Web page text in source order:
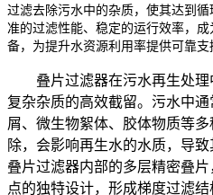
过滤去除污水中的杂质，使其达到循
准的过滤性能、稳定的运行效率，
备，为提升水资源利用率提供可靠支
叠片过滤器在污水再生处
复杂杂质的高效截留。污水中
屑、微生物絮体、胶体物质等
除，会影响再生水的水质，导
叠片过滤器内部的多层精密叠
点的独特设计，形成梯度过滤